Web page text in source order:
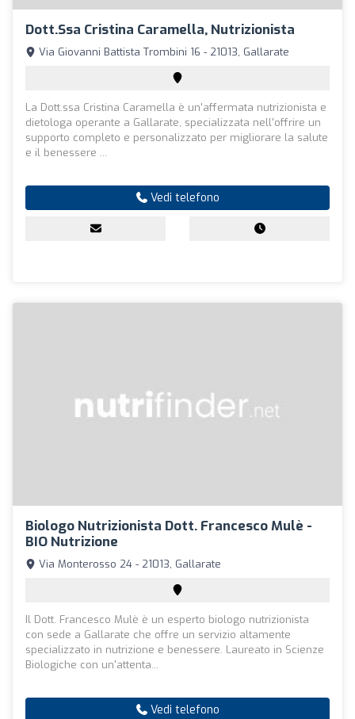
Dott.ssa Cristina Caramella, Nutrizionista
Via Giovanni Battista Trombini 16 - 21013, Gallarate
La Dott.ssa Cristina Caramella è un'affermata nutrizionista e
dietologa operante a Gallarate, specializzata nell'offrire un
supporto completo e personalizzato per migliorare la salute
e il benessere ...
Vedi telefono
Biologo Nutrizionista Dott. Francesco Mulè -
BIO Nutrizione
Via Monterosso 24 - 21013, Gallarate
Il Dott. Francesco Mulè è un esperto biologo nutrizionista
con sede a Gallarate che offre un servizio altamente
specializzato in nutrizione e benessere. Laureato in Scienze
Biologiche con un'attenta...
Vedi telefono